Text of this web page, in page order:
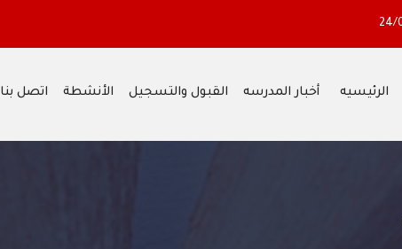
الرئيسيه أخبار المدرسه القبول والتسجيل الأنشطة اتصل بنا